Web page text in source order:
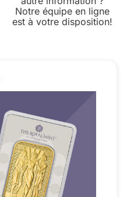
Notre équipe en ligne
est à votre disposition!